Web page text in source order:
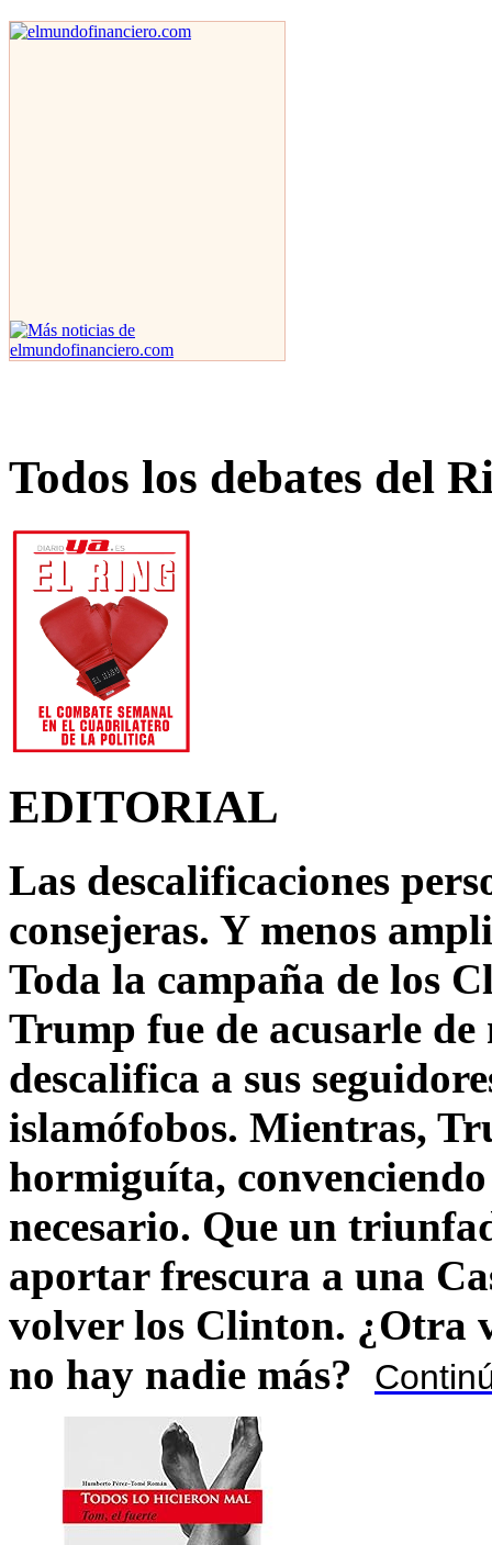
Todos los debates del
EDITORIAL
Las descalificaciones
consejeras. Y menos
Toda la campaña de los
Trump fue de acusarle
descalifica a sus
islamófobos. Mientras,
hormiguíta,
necesario. Que un
aportar frescura a una
volver los Clinton. ¿Otra
no hay nadie más?